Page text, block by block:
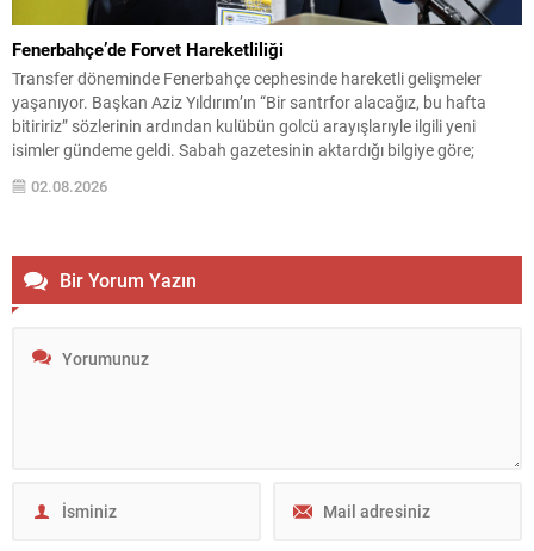
Fenerbahçe’de Forvet Hareketliliği
Transfer döneminde Fenerbahçe cephesinde hareketli gelişmeler
yaşanıyor. Başkan Aziz Yıldırım’ın “Bir santrfor alacağız, bu hafta
bitiririz” sözlerinin ardından kulübün golcü arayışlarıyle ilgili yeni
isimler gündeme geldi. Sabah gazetesinin aktardığı bilgiye göre;
forvet için Borussia Dortmund ile görüşmelerin sürdüğü, bonservis
02.08.2026
Bir Yorum Yazın